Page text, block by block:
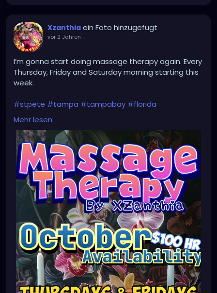
Xzanthia ein Foto hinzugefügt
vor 2 Jahren -
I’m gonna start doing massage therapy again. Every
Thursday, Friday and Saturday morning starting this
week.
#stpete #tampa #tampabay #florida
#stpetersburg
#stpetersburgflorida
#stpetersburgfl
#tampaflorida
#clearwaterbeach
#stoetemassage#tampafl#downtownstpete
#southtampa
#keepstpetelocal
#stpetemassagetherapy#largo#igersstpete
#pinellascounty#ilovestpete#massage
#massagetherapy #brandon #massagetherapist
#floridalife #palmharbor
Mehr lesen